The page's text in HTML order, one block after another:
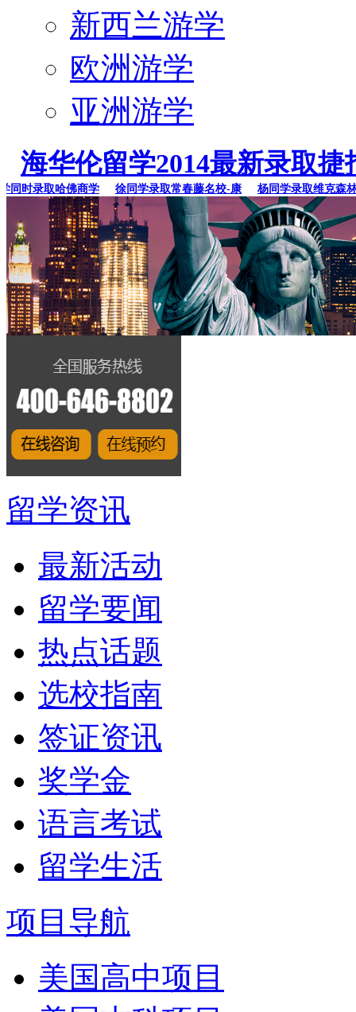
新西兰游学
欧洲游学
亚洲游学
海华伦留学2014最新录取捷
录取哈佛商学 徐同学录取常春藤名校-康 杨同学录取维克森林大
留学资讯
最新活动
留学要闻
热点话题
选校指南
签证资讯
奖学金
语言考试
留学生活
项目导航
美国高中项目